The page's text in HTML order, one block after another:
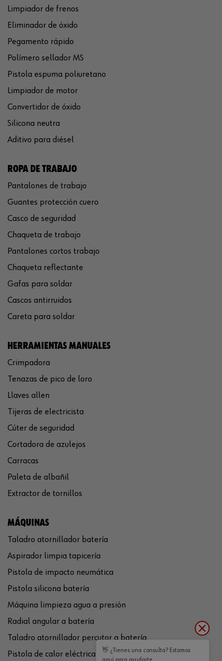
Limpiador de frenos
Eliminador de óxido
Pegamento rápido
Polímero sellador MS
Pistola espuma poliuretano
Limpiador de motor
Convertidor de óxido
Silicona neutra
Aditivo para diésel
ROPA DE TRABAJO
Pantalones de trabajo
Guantes protección cuero
Casco de seguridad
Chaqueta de trabajo
Pantalones cortos trabajo
Chaqueta reflectante
Gafas para soldar
Cascos antirruidos
Careta para soldar
HERRAMIENTAS MANUALES
Crimpadora
Tenazas de pico de loro
Llaves allen
Tijeras de electricista
Cúter de seguridad
Cortadora de azulejos
Carracas
Paleta de albañil
Extractor de tornillos
MÁQUINAS
Taladro atornillador batería
Aspirador limpia tapicería
Pistola de impacto neumática
Pistola silicona batería
Máquina limpieza agua a presión
Radial angular a batería
Taladro atornillador percutor a batería
Pistola de calor eléctrica
👋 ¿Tienes una consulta? Estamos